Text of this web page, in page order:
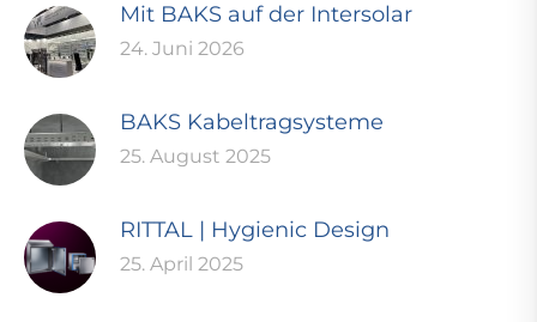
Mit BAKS auf der Intersolar
24. Juni 2026
BAKS Kabeltragsysteme
25. August 2025
RITTAL | Hygienic Design
25. April 2025